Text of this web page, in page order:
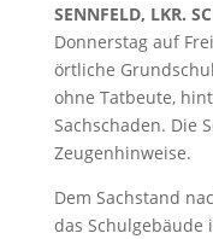
SENNFELD, LKR.
Donnerstag auf
örtliche
ohne Tatbeute,
Sachschaden. Die
Zeugenhinweise.
Dem Sachstand
das Schulgebäude